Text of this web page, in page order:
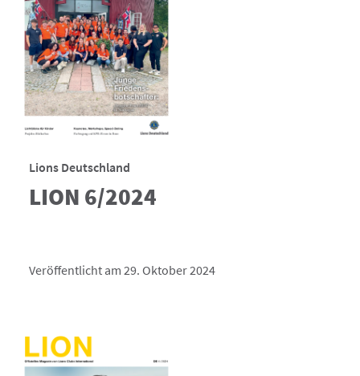
Lions Deutschland
LION 6/2024
Veröffentlicht am 29. Oktober 2024